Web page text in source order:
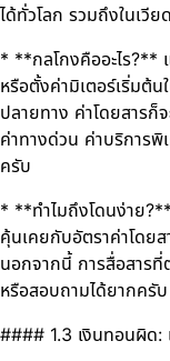
ได้ทั่วโลก รวมถึงในเวี
* **กลโกงคืออะไร?**
หรือตั้งค่ามิเตอร์เริ่มต้
ปลายทาง ค่าโดยสารก็
ค่าทางด่วน ค่าบริการพิ
ครับ
* **ทำไมถึงโดนง่าย
คุ้นเคยกับอัตราค่าโดย
นอกจากนี้ การสื่อสาร
หรือสอบถามได้ยากครับ
#### 1.3 เงินทอนผิด